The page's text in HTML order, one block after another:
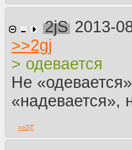
2jS 2013-
>>2gj
> одевается
Не
«надевается»,
>>2jT